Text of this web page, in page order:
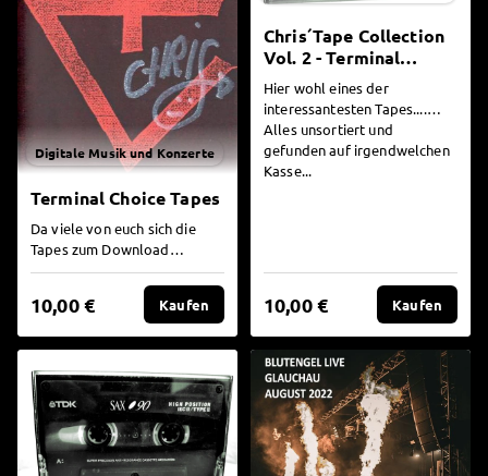
Digitale Musik und Konzerte
Terminal Choice Tapes
Da viele von euch sich die
Tapes zum Download
gewünscht haben, sind wir
dem mal nachgegangen. Hier
k...
10,00 € Kaufen
Chris´Tape Collection
Vol. 2 - Terminal
Choice (First Vocal
Tracks)
Hier wohl eines der
interessantesten Tapes....
Alles unsortiert und
gefunden auf irgendwelchen
Kasse...
10,00 € Kaufen